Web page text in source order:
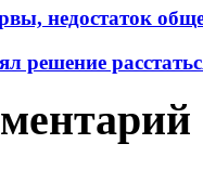
недостаток
решение